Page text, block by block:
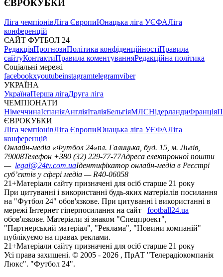
ЄВРОКУБКИ
Ліга чемпіонівЛіга ЄвропиЮнацька ліга УЄФАЛіга
конференцій
САЙТ ФУТБОЛ 24
РедакціяПрогнозиПолітика конфіденційностіПравила
сайтуКонтактиПравила коментуванняРедакційна політика
Соціальні мережі
facebookxyoutubeinstagramtelegramviber
УКРАЇНА
УкраїнаПерша лігаДруга ліга
ЧЕМПІОНАТИ
НімеччинаІспаніяАнгліяІталіяБельгіяМЛСНідерландиФранція
ЄВРОКУБКИ
Ліга чемпіонівЛіга ЄвропиЮнацька ліга УЄФАЛіга
конференцій
Онлайн-медіа «Футбол 24»пл. Галицька, буд. 15, м. Львів,
79008Телефон +380 (32) 229-77-77Адреса електронної пошти
— legal@24tv.com.uaІдентифікатор онлайн-медіа в Реєстрі
суб’єктів у сфері медіа — R40-06058
21+Матеріали сайту призначені для осіб старше 21 року
При цитуванні і використанні будь-яких матеріалів посилання
на "Футбол 24" обов'язкове. При цитуванні і використанні в
мережі Інтернет гіперпосилання на сайт
football24.ua
обов'язкове. Матеріали зі знаком "Спецпроект",
"Партнерський матеріал", "Реклама", "Новини компаній"
публікуємо на правах реклами.
21+Матеріали сайту призначені для осіб старше 21 року
Усi права захищенi. © 2005 - 2026 , ПрАТ "Телерадіокомпанія
Люкс". "Футбол 24".